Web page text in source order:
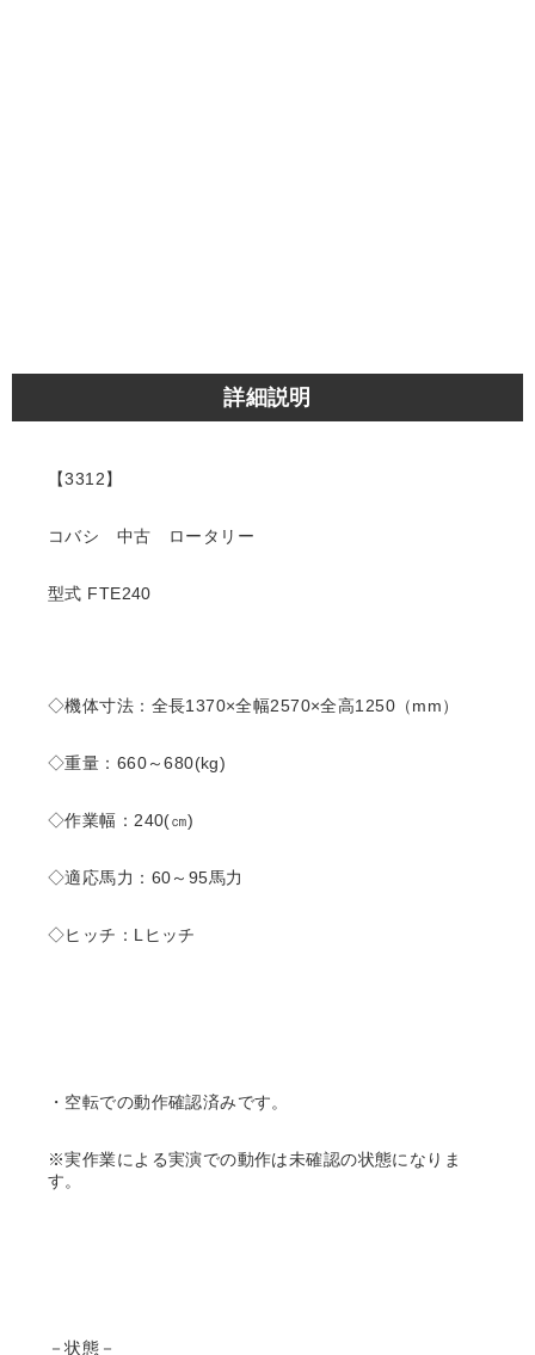
詳細説明
【3312】
コバシ 中古 ロータリー
型式 FTE240
◇機体寸法：全長1370×全幅2570×全高1250（mm）
◇重量：660～680(kg)
◇作業幅：240(㎝)
◇適応馬力：60～95馬力
◇ヒッチ：Lヒッチ
・空転での動作確認済みです。
※実作業による実演での動作は未確認の状態になりま
す。
－状態－